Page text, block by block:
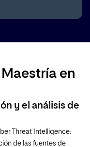
en
y el análisis de
Threat Intelligence:
de las fuentes de